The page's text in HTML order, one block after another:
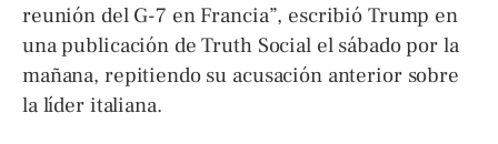
reunión del G-7 en Francia”, escribió Trump en
una publicación de Truth Social el sábado por la
mañana, repitiendo su acusación anterior sobre
la líder italiana.